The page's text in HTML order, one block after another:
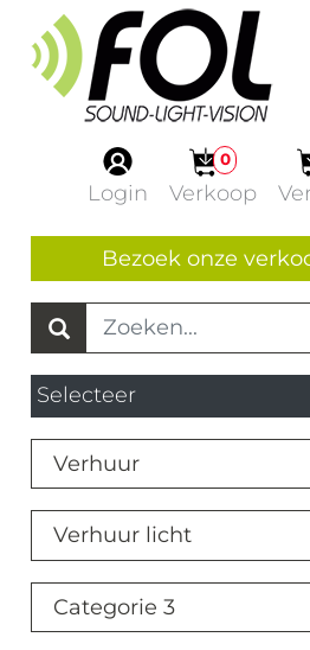
Login
0
Verkoop
Bezoek onze
Selecteer